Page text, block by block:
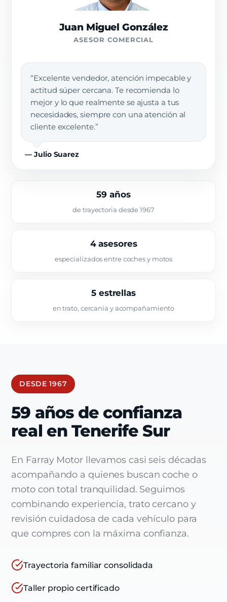
Juan Miguel González
ASESOR COMERCIAL
“Excelente vendedor, atención impecable y
actitud súper cercana. Te recomienda lo
mejor y lo que realmente se ajusta a tus
necesidades, siempre con una atención al
cliente excelente.”
— Julio Suarez
59 años
de trayectoria desde 1967
4 asesores
especializados entre coches y motos
5 estrellas
en trato, cercanía y acompañamiento
DESDE 1967
59 años de confianza
real en Tenerife Sur
En Farray Motor llevamos casi seis décadas
acompañando a quienes buscan coche o
moto con total tranquilidad. Seguimos
combinando experiencia, trato cercano y
revisión cuidadosa de cada vehículo para
que compres con la máxima confianza.
Trayectoria familiar consolidada
Taller propio certificado